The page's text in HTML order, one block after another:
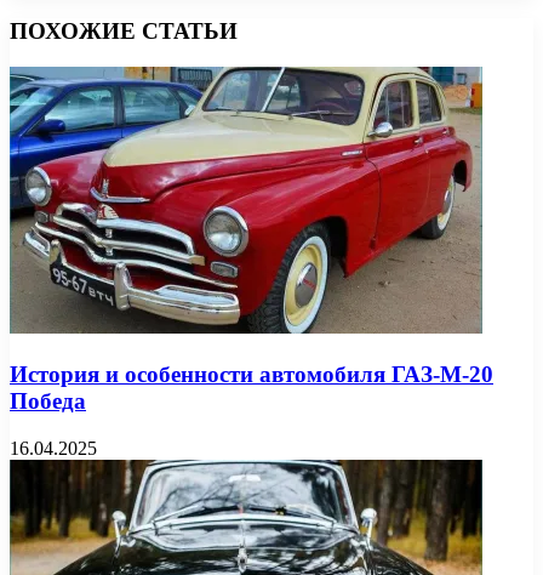
ПОХОЖИЕ СТАТЬИ
История и особенности автомобиля ГАЗ-М-20
Победа
16.04.2025